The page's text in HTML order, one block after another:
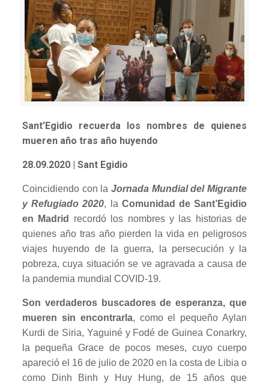
Sant’Egidio recuerda los nombres de quienes
mueren año tras año huyendo
28.09.2020| Sant Egidio
Coincidiendo con la Jornada Mundial del Migrante
y Refugiado 2020, laComunidad de Sant’Egidio
en Madrid
recordó los nombres y las historias de
quienes año tras año pierden la vida en peligrosos
viajes huyendo de la guerra, la persecución y la
pobreza, cuya situación se ve agravada a causa de
la pandemia mundial COVID-19.
Son verdaderos buscadores de esperanza, que
mueren sin encontrarla, como el pequeño Aylan
Kurdi de Siria, Yaguiné y Fodé de Guinea Conarkry,
la pequeña Grace de pocos meses, cuyo cuerpo
apareció el 16 de julio de 2020 en la costa de Libia o
como Dinh Binh y Huy Hung, de 15 años que